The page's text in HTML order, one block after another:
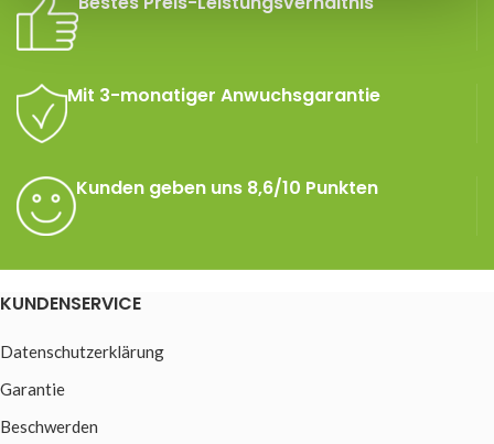
Mit 3-monatiger Anwuchsgarantie
Kunden geben uns 8,6/10 Punkten
KUNDENSERVICE
Datenschutzerklärung
Garantie
Beschwerden